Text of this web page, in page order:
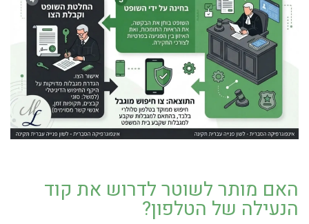
האם מותר לשוטר לדרוש את קוד
הנעילה של הטלפון?